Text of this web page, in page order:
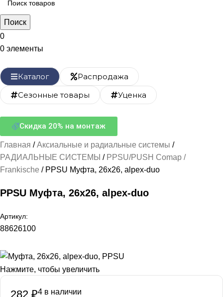
Поиск
0
0 элементы
Каталог
Распродажа
Сезонные товары
Уценка
Скидка 20% на монтаж
Главная
Аксиальные и радиальные системы
РАДИАЛЬНЫЕ СИСТЕМЫ
PPSU/PUSH Comap /
Frankische
PPSU Муфта, 26х26, alpex-duo
PPSU Муфта, 26х26, alpex-duo
Артикул:
88626100
Нажмите, чтобы увеличить
282 ₽4 в наличии